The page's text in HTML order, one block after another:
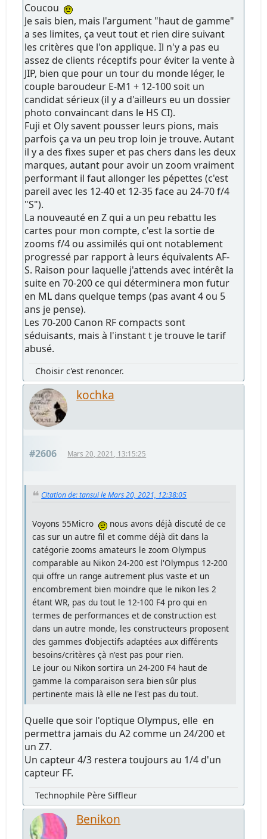
Coucou
Je sais bien, mais l'argument "haut de gamme"
a ses limites, ça veut tout et rien dire suivant
les critères que l'on applique. Il n'y a pas eu
assez de clients réceptifs pour éviter la vente à
JIP, bien que pour un tour du monde léger, le
couple baroudeur E-M1 + 12-100 soit un
candidat sérieux (il y a d'ailleurs eu un dossier
photo convaincant dans le HS CI).
Fuji et Oly savent pousser leurs pions, mais
parfois ça va un peu trop loin je trouve. Autant
il y a des fixes super et pas chers dans les deux
marques, autant pour avoir un zoom vraiment
performant il faut allonger les pépettes (c'est
pareil avec les 12-40 et 12-35 face au 24-70 f/4
"S").
La nouveauté en Z qui a un peu rebattu les
cartes pour mon compte, c'est la sortie de
zooms f/4 ou assimilés qui ont notablement
progressé par rapport à leurs équivalents AF-
S. Raison pour laquelle j'attends avec intérêt la
suite en 70-200 ce qui déterminera mon futur
en ML dans quelque temps (pas avant 4 ou 5
ans je pense).
Les 70-200 Canon RF compacts sont
séduisants, mais à l'instant t je trouve le tarif
abusé.
Choisir c'est renoncer.
kochka
#2606 Mars 20, 2021, 13:15:25
Citation de: tansui le Mars 20, 2021, 12:38:05
Voyons 55Micro
nous avons déjà discuté de ce
cas sur un autre fil et comme déjà dit dans la
catégorie zooms amateurs le zoom Olympus
comparable au Nikon 24-200 est l'Olympus 12-200
qui offre un range autrement plus vaste et un
encombrement bien moindre que le nikon les 2
étant WR, pas du tout le 12-100 F4 pro qui en
termes de performances et de construction est
dans un autre monde, les constructeurs proposent
des gammes d'objectifs adaptées aux différents
besoins/critères çà n'est pas pour rien.
Le jour ou Nikon sortira un 24-200 F4 haut de
gamme la comparaison sera bien sûr plus
pertinente mais là elle ne l'est pas du tout.
Quelle que soir l'optique Olympus, elle en
permettra jamais du A2 comme un 24/200 et
un Z7.
Un capteur 4/3 restera toujours au 1/4 d'un
capteur FF.
Technophile Père Siffleur
Benikon